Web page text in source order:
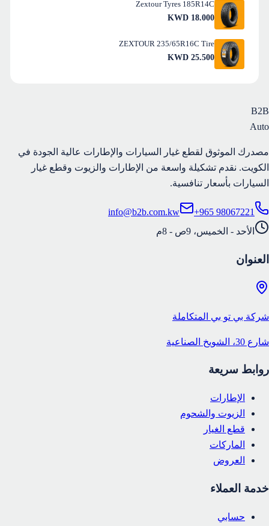
Zextour Tyres 185R14C
18.000
ZEXTOUR 235/65R16C Tire
25.500
B2B
Auto
مصدرك الموثوق لقطع غيار السيارات والإطارات عالية الجودة في
الكويت. نقدم تشكيلة واسعة من الإطارات والزيوت وقطع غيار
السيارات بأسعار تنافسية.
+965 98067221
info@b2b.com.kw
الأحد - الخميس، 9ص - 8م
العنوان
شركة بي تو بي المتكاملة
شارع 30، الشويخ الصناعية
روابط سريعة
الإطارات
الزيوت والشحوم
قطع الغيار
الماركات
العروض
خدمة العملاء
حسابي